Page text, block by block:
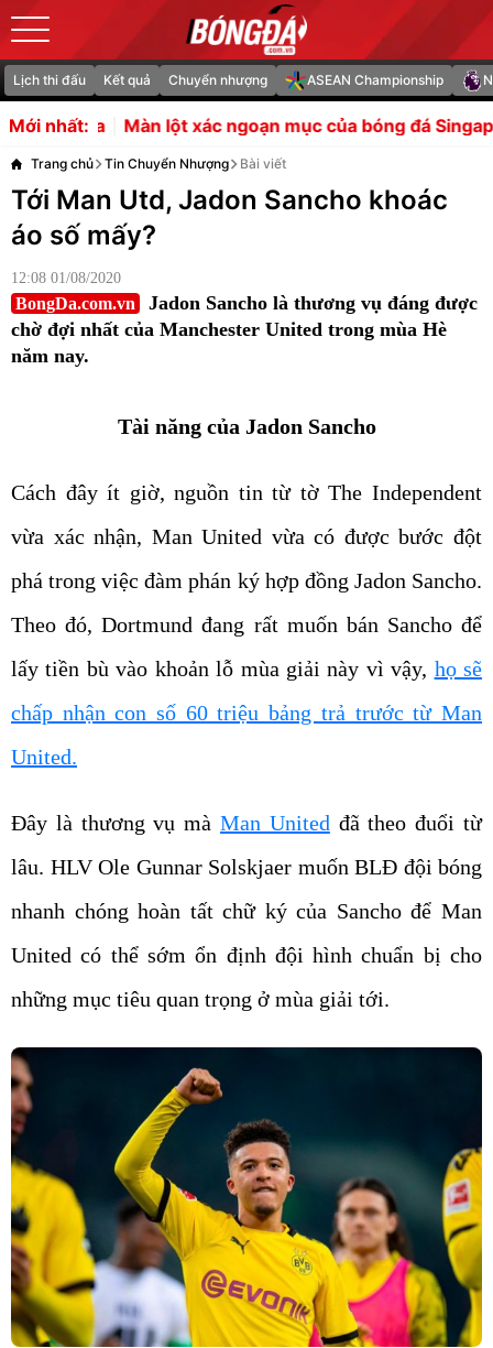
Lịch thi đấu Kết quả Chuyển nhượng ASEAN Championship
Mới nhất:
lột xác ngoạn mục của bóng đá Singapore Fan MU
Trang chủ Tin Chuyển Nhượng Bài viết
Tới Man Utd, Jadon Sancho khoác
áo số mấy?
12:08 01/08/2020
BongDa.com.vn
Jadon Sancho là thương vụ đáng được
chờ đợi nhất của Manchester United trong mùa Hè
năm nay.
Tài năng của Jadon Sancho
Cách đây ít giờ, nguồn tin từ tờ The Independent
vừa xác nhận, Man United vừa có được bước đột
phá trong việc đàm phán ký hợp đồng Jadon Sancho.
Theo đó, Dortmund đang rất muốn bán Sancho để
lấy tiền bù vào khoản lỗ mùa giải này vì vậy, họ sẽ
chấp nhận con số 60 triệu bảng trả trước từ Man
United.
Đây là thương vụ mà Man United đã theo đuổi từ
lâu. HLV Ole Gunnar Solskjaer muốn BLĐ đội bóng
nhanh chóng hoàn tất chữ ký của Sancho để Man
United có thể sớm ổn định đội hình chuẩn bị cho
những mục tiêu quan trọng ở mùa giải tới.